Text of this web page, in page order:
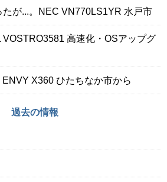
たが...。NEC VN770LS1YR 水戸市
高速化・OSアップグ
X360 ひたちなか市から
過去の情報